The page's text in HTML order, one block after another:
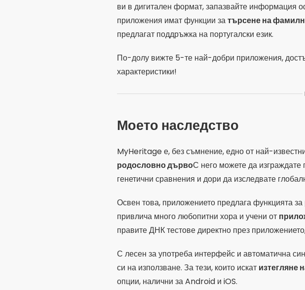
ви в дигитален формат, запазвайте информация
приложения имат функции затърсене на
предлагат поддръжка на португалски език.
По-долу вижте 5-те най-добри приложения,
характеристики!
Моето наследство
MyHeritage е, без съмнение, едно от най-
родословно дървоС него можете да изграждате
генетични сравнения и дори да изследвате
Освен това, приложението предлага функцията за
привлича много любопитни хора и учени от
правите ДНК тестове директно през
С лесен за употреба интерфейс и автоматична
си на използване. За тези, които искат изтегляне
опции, налични за Android и iOS.